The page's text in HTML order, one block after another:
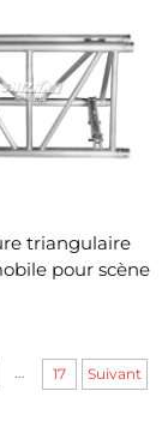
triangulaire
pour scène
17 Suivant